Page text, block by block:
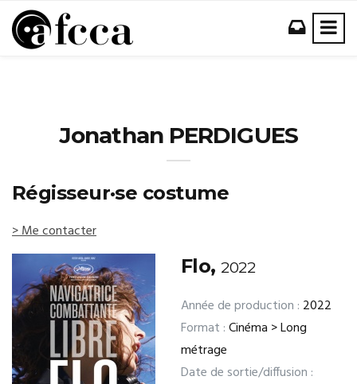
Jonathan PERDIGUES
Régisseur·se costume
> Me contacter
Flo,2022
Année de production : 2022
Format :Cinéma > Long
métrage
Date de sortie/diffusion :